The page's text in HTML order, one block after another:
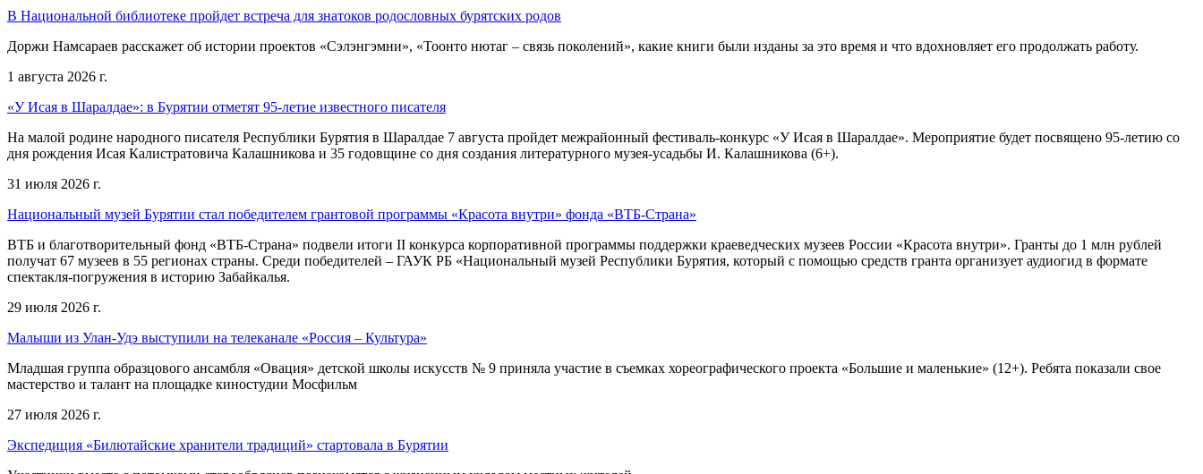
В Национальной библиотеке пройдет встреча для знатоков родословных бурятских родов
Доржи Намсараев расскажет об истории проектов «Сэлэнгэмни», «Тоонто нютаг – связь поколений», какие книги были изданы за это время и что вдохновляет его продолжать работу.
1 августа 2026 г.
«У Исая в Шаралдае»: в Бурятии отметят 95-летие известного писателя
На малой родине народного писателя Республики Бурятия в Шаралдае 7 августа пройдет межрайонный фестиваль-конкурс «У Исая в Шаралдае». Мероприятие будет посвящено 95-летию со
дня рождения Исая Калистратовича Калашникова и 35 годовщине со дня создания литературного музея-усадьбы И. Калашникова (6+).
31 июля 2026 г.
Национальный музей Бурятии стал победителем грантовой программы «Красота внутри» фонда «ВТБ-Страна»
ВТБ и благотворительный фонд «ВТБ-Страна» подвели итоги II конкурса корпоративной программы поддержки краеведческих музеев России «Красота внутри». Гранты до 1 млн рублей
получат 67 музеев в 55 регионах страны. Среди победителей – ГАУК РБ «Национальный музей Республики Бурятия, который с помощью средств гранта организует аудиогид в формате
спектакля-погружения в историю Забайкалья.
29 июля 2026 г.
Малыши из Улан-Удэ выступили на телеканале «Россия – Культура»
Младшая группа образцового ансамбля «Овация» детской школы искусств № 9 приняла участие в съемках хореографического проекта «Большие и маленькие» (12+). Ребята показали свое
мастерство и талант на площадке киностудии Мосфильм
27 июля 2026 г.
Экспедиция «Билютайские хранители традиций» стартовала в Бурятии